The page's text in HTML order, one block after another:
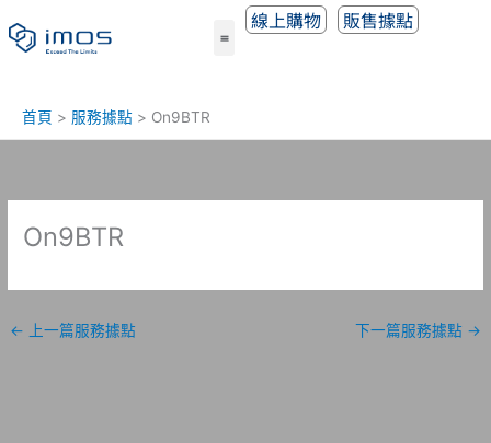
至
線上購物 販售據點
首頁 服務據點 On9BTR
On9BTR
← 上一篇服務據點 下一篇服務據點 →